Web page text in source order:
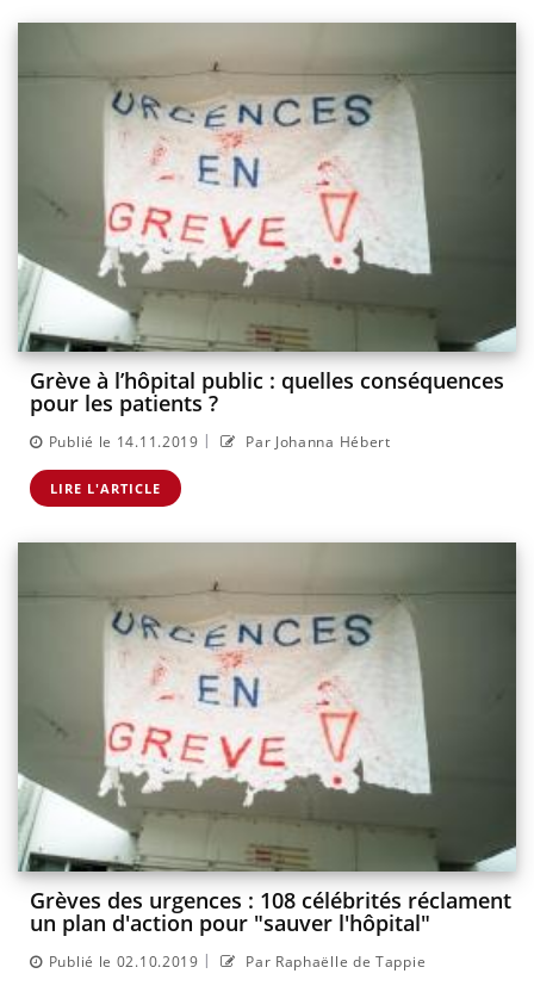
Grève à l’hôpital public : quelles conséquences
pour les patients ?
Publié le 14.11.2019 | Par Johanna Hébert
LIRE L'ARTICLE
Grèves des urgences : 108 célébrités réclament
un plan d'action pour "sauver l'hôpital"
Publié le 02.10.2019 | Par Raphaëlle de Tappie